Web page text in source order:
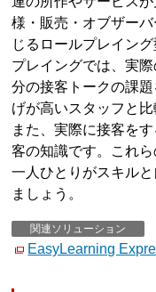
様・販売・オブザー
じるロールプレイン
プレイングでは、実
分の接客トークの課
げが高いスタッフと
また、実際に接客を
客の知識です。これ
一人ひとりがスキル
ましょう。
関連ソリューション
EasyLearning